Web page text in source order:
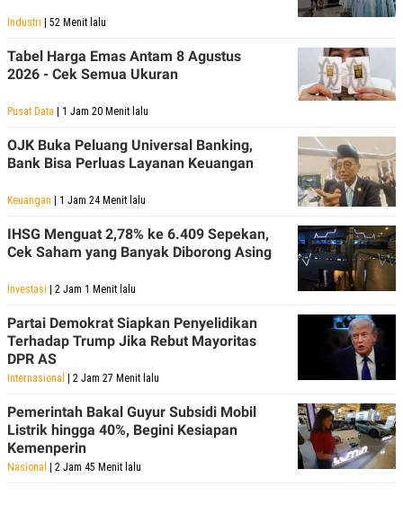
Industri | 52 Menit lalu
Tabel Harga Emas Antam 8 Agustus
2026 - Cek Semua Ukuran
Pusat Data | 1 Jam 20 Menit lalu
OJK Buka Peluang Universal Banking,
Bank Bisa Perluas Layanan Keuangan
Keuangan | 1 Jam 24 Menit lalu
IHSG Menguat 2,78% ke 6.409 Sepekan,
Cek Saham yang Banyak Diborong Asing
Investasi | 2 Jam 1 Menit lalu
Partai Demokrat Siapkan Penyelidikan
Terhadap Trump Jika Rebut Mayoritas
DPR AS
Internasional | 2 Jam 27 Menit lalu
Pemerintah Bakal Guyur Subsidi Mobil
Listrik hingga 40%, Begini Kesiapan
Kemenperin
Nasional | 2 Jam 45 Menit lalu